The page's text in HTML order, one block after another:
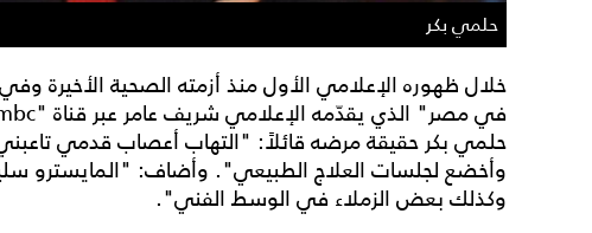
حلمي بكر
خلال ظهوره الإعلامي الأول منذ أزمته الصحية الأخيرة
حلمي بكر حقيقة مرضه قائلاً: "التهاب أعصاب قدمي
وأخضع لجلسات العلاج الطبيعي". وأضاف: "المايسترو
وكذلك بعض الزملاء في الوسط الفني".